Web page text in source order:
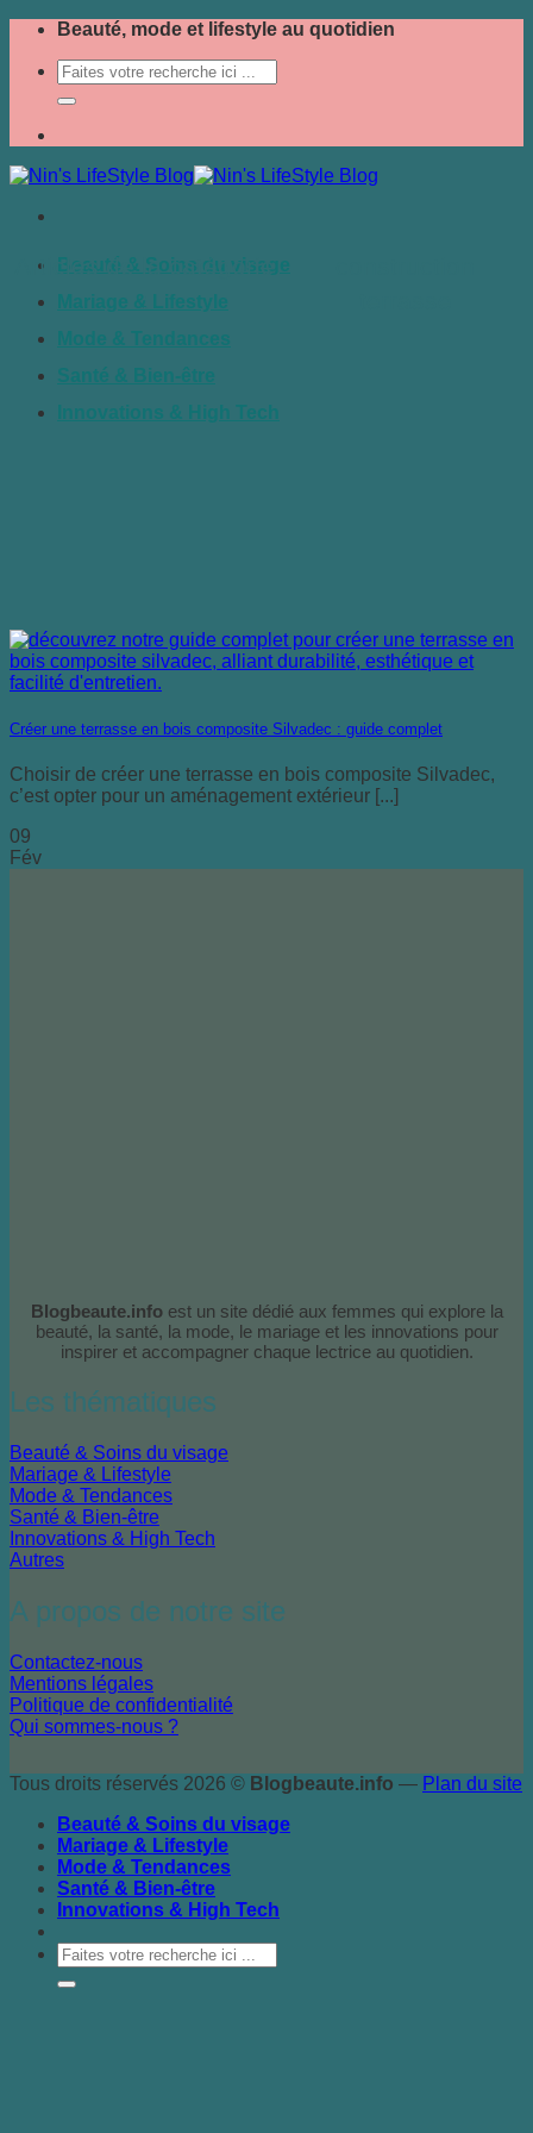
Passer
contenu
Beauté, mode et lifestyle au quotidien
Beauté & Soins du visage
Mariage & Lifestyle
Mode & Tendances
Santé & Bien-être
Innovations & High Tech
Créer une terrasse en bois composite Silvadec : guide complet
Choisir de créer une terrasse en bois composite Silvadec,
c’est opter pour un aménagement extérieur [...]
09
Fév
Blogbeaute.infoest un site dédié aux femmes qui explore la
beauté, la santé, la mode, le mariage et les innovations pour
inspirer et accompagner chaque lectrice au quotidien.
Les thématiques
Beauté & Soins du visage
Mariage & Lifestyle
Mode & Tendances
Santé & Bien-être
Innovations & High Tech
Autres
A propos de notre site
Contactez-nous
Mentions légales
Politique de confidentialité
Qui sommes-nous ?
Tous droits réservés 2026 © Blogbeaute.info — Plan du site
Beauté & Soins du visage
Mariage & Lifestyle
Mode & Tendances
Santé & Bien-être
Innovations & High Tech